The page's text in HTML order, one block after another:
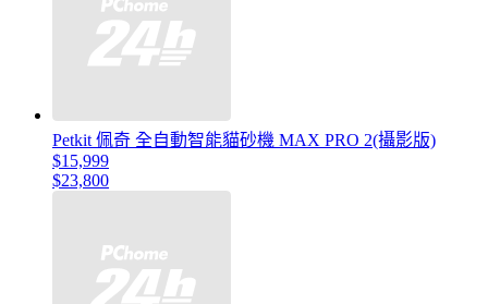
Petkit 佩奇 全自動智能貓砂機 MAX PRO 2(攝影版)
$15,999
$23,800